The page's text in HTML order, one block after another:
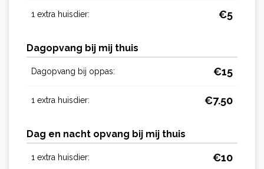
1 extra huisdier: €5
Dagopvang bij mij thuis
Dagopvang bij oppas: €15
1 extra huisdier: €7.50
Dag en nacht opvang bij mij thuis
1 extra huisdier: €10